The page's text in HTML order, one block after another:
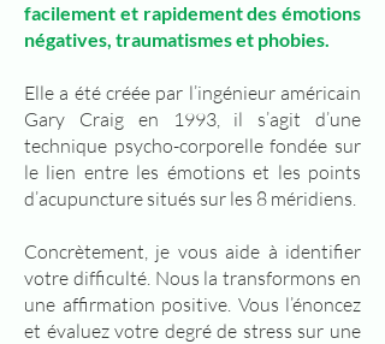
facilement et rapidement des émotions
négatives, traumatismes et phobies.
Elle a été créée par l’ingénieur américain
Gary Craig en 1993, il s’agit d’une
technique psycho-corporelle fondée sur
le lien entre les émotions et les points
d’acupuncture situés sur les 8 méridiens.
Concrètement, je vous aide à identifier
votre difficulté. Nous la transformons en
une affirmation positive. Vous l’énoncez
et évaluez votre degré de stress sur une